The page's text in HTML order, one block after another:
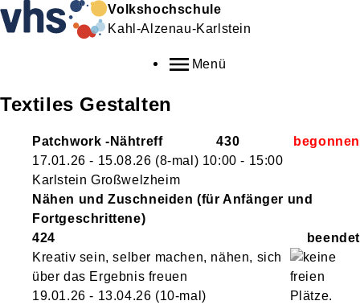
Volkshochschule
Kahl-Alzenau-Karlstein
Menü
Textiles Gestalten
Nähen und Zuschneiden (für Anfänger und
Fortgeschrittene)
424
Kreativ sein, selber machen, nähen, sich
über das Ergebnis freuen
19.01.26 - 13.04.26 (10-mal)
Patchwork -Nähtreff
430
17.01.26 - 15.08.26 (8-mal) 10:00 - 15:00
Karlstein Großwelzheim